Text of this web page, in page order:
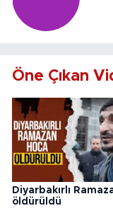
Öne Çıkan
Diyarbakırlı
öldürüldü